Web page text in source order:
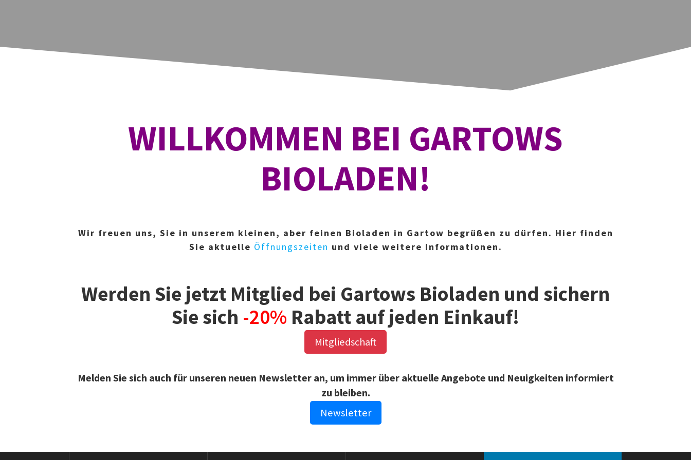
WILLKOMMEN BEI GARTOWS
BIOLADEN!
Wir freuen uns, Sie in unserem kleinen, aber feinen Bioladen in Gartow begrüßen zu dürfen. Hier finden
Sie aktuelle Öffnungszeiten und viele weitere Informationen.
Werden Sie jetzt Mitglied bei Gartows Bioladen und sichern
Sie sich -20% Rabatt auf jeden Einkauf!
Mitgliedschaft
Melden Sie sich auch für unseren neuen Newsletter an, um immer über aktuelle Angebote und Neuigkeiten informiert
zu bleiben.
Newsletter